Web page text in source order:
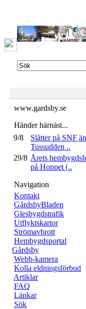
www.gardsby.se
Händer härnäst...
9/8
Slåtter på SNF
Tussudden ..
29/8 Årets
på Hoppet (..
Navigation
Kontakt
GårdsbyBladen
Glesbygdstrafik
Utflyktskartor
Strömavbrott
Hembygdsportal
Gårdsby
Webb-kamera
Kolla eldningsförbud
Artiklar
FAQ
Länkar
Sök